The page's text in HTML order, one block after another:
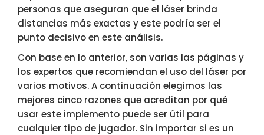
personas que aseguran que el láser brinda
distancias más exactas y este podría ser el
punto decisivo en este análisis.
Con base en lo anterior, son varias las páginas y
los expertos que recomiendan el uso del láser por
varios motivos. A continuación elegimos las
mejores cinco razones que acreditan por qué
usar este implemento puede ser útil para
cualquier tipo de jugador. Sin importar si es un